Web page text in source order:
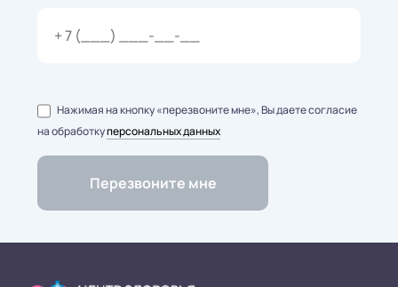
Нажимая на кнопку «перезвоните мне», Вы даете согласие
на обработкуперсональных данных